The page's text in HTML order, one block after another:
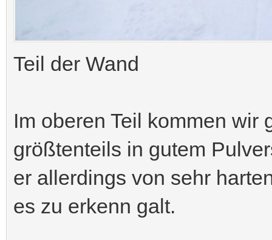
Teil der Wand
Im oberen Teil kommen wir
größtenteils in gutem
er allerdings von sehr
es zu erkenn galt.